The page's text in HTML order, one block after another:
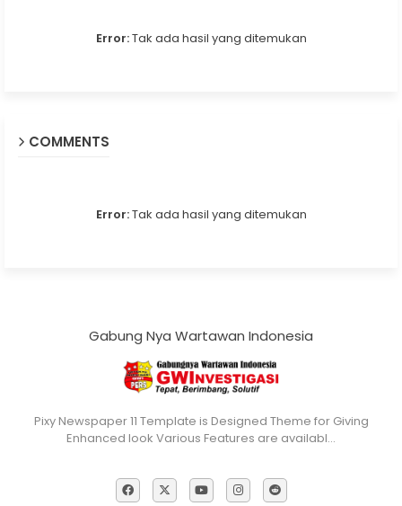
Error:Tak ada hasil yang ditemukan
COMMENTS
Error:Tak ada hasil yang ditemukan
Gabung Nya Wartawan Indonesia
Pixy Newspaper 11 Template is Designed Theme for Giving
Enhanced look Various Features are availabl…